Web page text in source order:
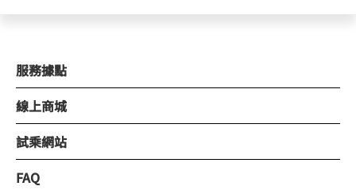
服務據點
線上商城
試乘網站
FAQ